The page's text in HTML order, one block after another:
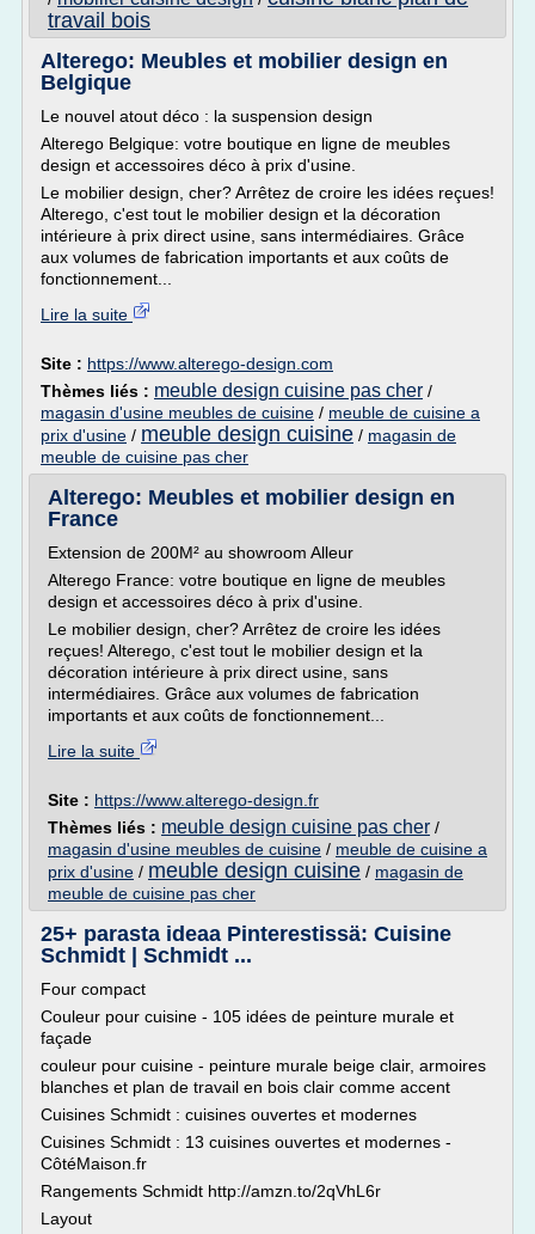
travail bois
Alterego: Meubles et mobilier design en
Belgique
Le nouvel atout déco : la suspension design
Alterego Belgique: votre boutique en ligne de meubles
design et accessoires déco à prix d'usine.
Le mobilier design, cher? Arrêtez de croire les idées reçues!
Alterego, c'est tout le mobilier design et la décoration
intérieure à prix direct usine, sans intermédiaires. Grâce
aux volumes de fabrication importants et aux coûts de
fonctionnement...
Lire la suite
Site : https://www.alterego-design.com
Thèmes liés : meuble design cuisine pas cher /
magasin d'usine meubles de cuisine / meuble de cuisine a
prix d'usine / meuble design cuisine / magasin de
meuble de cuisine pas cher
Alterego: Meubles et mobilier design en
France
Extension de 200M² au showroom Alleur
Alterego France: votre boutique en ligne de meubles
design et accessoires déco à prix d'usine.
Le mobilier design, cher? Arrêtez de croire les idées
reçues! Alterego, c'est tout le mobilier design et la
décoration intérieure à prix direct usine, sans
intermédiaires. Grâce aux volumes de fabrication
importants et aux coûts de fonctionnement...
Lire la suite
Site : https://www.alterego-design.fr
Thèmes liés : meuble design cuisine pas cher /
magasin d'usine meubles de cuisine / meuble de cuisine a
prix d'usine / meuble design cuisine / magasin de
meuble de cuisine pas cher
25+ parasta ideaa Pinterestissä: Cuisine
Schmidt | Schmidt ...
Four compact
Couleur pour cuisine - 105 idées de peinture murale et
façade
couleur pour cuisine - peinture murale beige clair, armoires
blanches et plan de travail en bois clair comme accent
Cuisines Schmidt : cuisines ouvertes et modernes
Cuisines Schmidt : 13 cuisines ouvertes et modernes -
CôtéMaison.fr
Rangements Schmidt http://amzn.to/2qVhL6r
Layout